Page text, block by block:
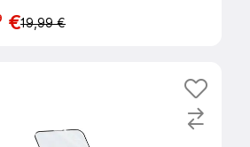
€19,99 €